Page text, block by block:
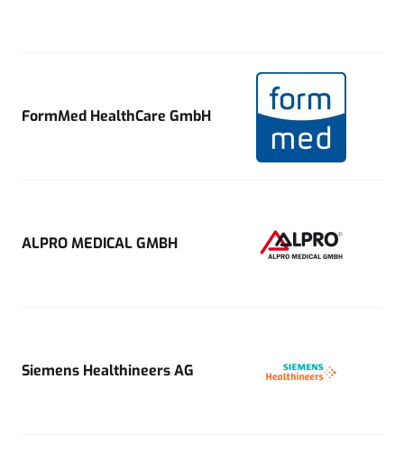
FormMed HealthCare GmbH
ALPRO MEDICAL GMBH
Siemens Healthineers AG